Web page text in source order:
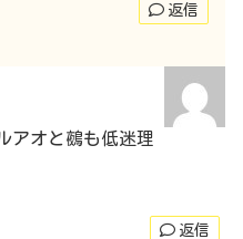
返信
アオと鵺も低迷理
返信